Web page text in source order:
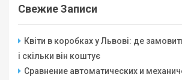
Свежие Записи
Квіти в коробках у Львові: де
і скільки він коштує
Сравнение автоматических и